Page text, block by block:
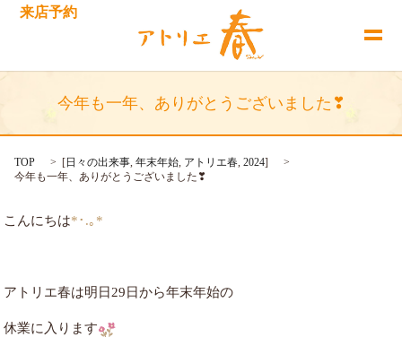
来店予約
今年も一年、ありがとうございました❣︎
TOP [日々の出来事 ,年末年始 アトリエ春 ,2024]
今年も一年、ありがとうございました❣︎
こんにちは*･.｡*
アトリエ春は明日29日から年末年始の
休業に入ります